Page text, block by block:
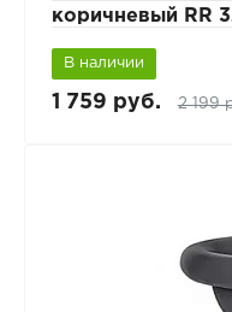
коричневый RR
В наличии
1 759 руб. 2 199